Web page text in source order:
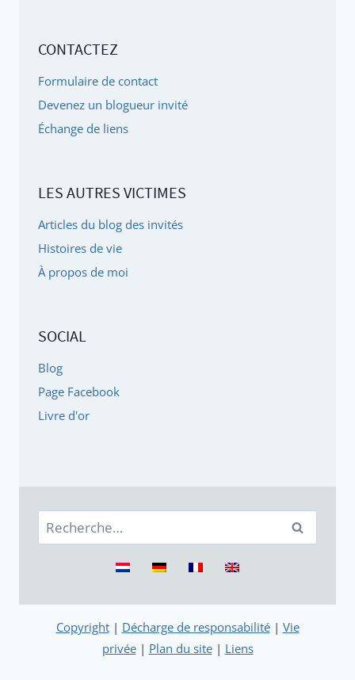
CONTACTEZ
Formulaire de contact
Devenez un blogueur invité
Échange de liens
LES AUTRES VICTIMES
Articles du blog des invités
Histoires de vie
À propos de moi
SOCIAL
Blog
Page Facebook
Livre d'or
Rechercher :
Copyright| Décharge de responsabilité| Vie
privée| Plan du site| Liens